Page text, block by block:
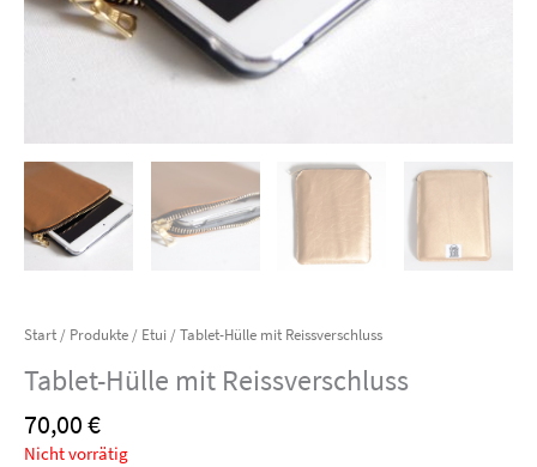
Start / Produkte / Etui / Tablet-Hülle mit Reissverschluss
Tablet-Hülle mit Reissverschluss
70,00€
Nicht vorrätig